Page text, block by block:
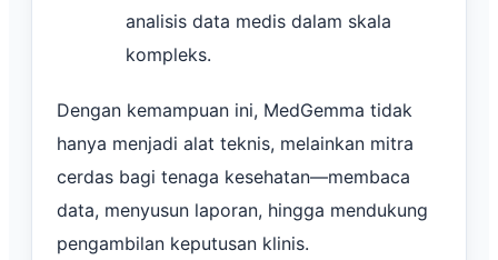
analisis data medis dalam skala
kompleks.
Dengan kemampuan ini, MedGemma tidak
hanya menjadi alat teknis, melainkan mitra
cerdas bagi tenaga kesehatan—membaca
data, menyusun laporan, hingga mendukung
pengambilan keputusan klinis.